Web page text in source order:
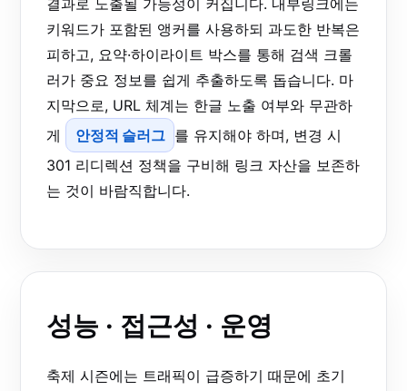
키워드가 포함된 앵커를 사용하되 과도한 반복은
피하고, 요약·하이라이트 박스를 통해 검색 크롤
러가 중요 정보를 쉽게 추출하도록 돕습니다. 마
지막으로, URL 체계는 한글 노출 여부와 무관하
게
안정적 슬러그 를 유지해야 하며, 변경 시
301 리디렉션 정책을 구비해 링크 자산을 보존하
는 것이 바람직합니다.
성능 · 접근성 · 운영
축제 시즌에는 트래픽이 급증하기 때문에 초기